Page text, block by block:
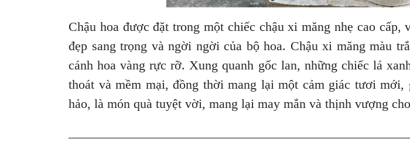
Chậu hoa được đặt trong một chiếc chậu xi măng nhẹ cao
đẹp sang trọng và ngời ngời của bộ hoa. Chậu xi măng màu
cánh hoa vàng rực rỡ. Xung quanh gốc lan, những chiếc lá
thoát và mềm mại, đồng thời mang lại một cảm giác tươi
hảo, là món quà tuyệt vời, mang lại may mắn và thịnh vượng